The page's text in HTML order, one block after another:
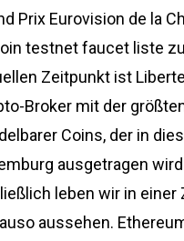
Prix Eurovision de la
testnet faucet liste
Zeitpunkt ist
Broker mit der
Coins, der in
ausgetragen
leben wir in einer
aussehen.